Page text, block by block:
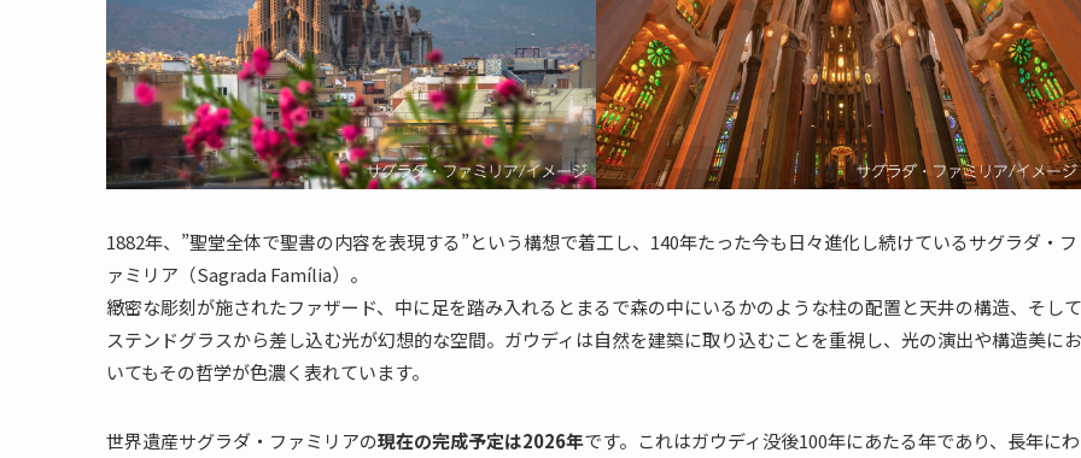
1882年、”聖堂全体で聖書の内容を表現する”という構想で着工し、140年たった今も日々進化し続けているサグラダ・フ
ァミリア（Sagrada Família）。
緻密な彫刻が施されたファザード、中に足を踏み入れるとまるで森の中にいるかのような柱の配置と天井の構造、そして
ステンドグラスから差し込む光が幻想的な空間。ガウディは自然を建築に取り込むことを重視し、光の演出や構造美にお
いてもその哲学が色濃く表れています。
世界遺産サグラダ・ファミリアの現在の完成予定は2026年です。これはガウディ没後100年にあたる年であり、長年にわ